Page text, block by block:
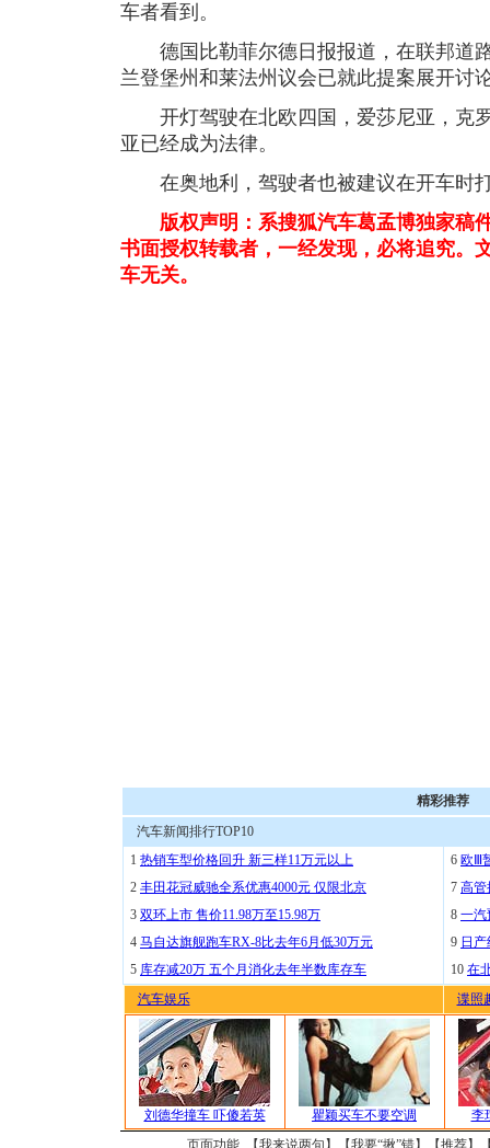
车者看到。
德国比勒菲尔德日报报道，在联邦道
兰登堡州和莱法州议会已就此提案展开讨
开灯驾驶在北欧四国，爱莎尼亚，克
亚已经成为法律。
在奥地利，驾驶者也被建议在开车时
版权声明：系搜狐汽车葛孟博独家稿
书面授权转载者，一经发现，必将追究。
车无关。
精彩推荐
汽车新闻排行TOP10
1 热销车型价格回升 新三样11万元以上
2 丰田花冠威驰全系优惠4000元 仅限北京
3 双环上市 售价11.98万至15.98万
4 马自达旗舰跑车RX-8比去年6月低30万元
5 库存减20万 五个月消化去年半数库存车
6 欧Ⅲ
7 高管
8 一汽
9 日
10 在
汽车娱乐
谍照
刘德华撞车 吓傻若英 瞿颖买车不要空调
李
页面功能 【我来说两句 】【我要“揪”错】【推荐】